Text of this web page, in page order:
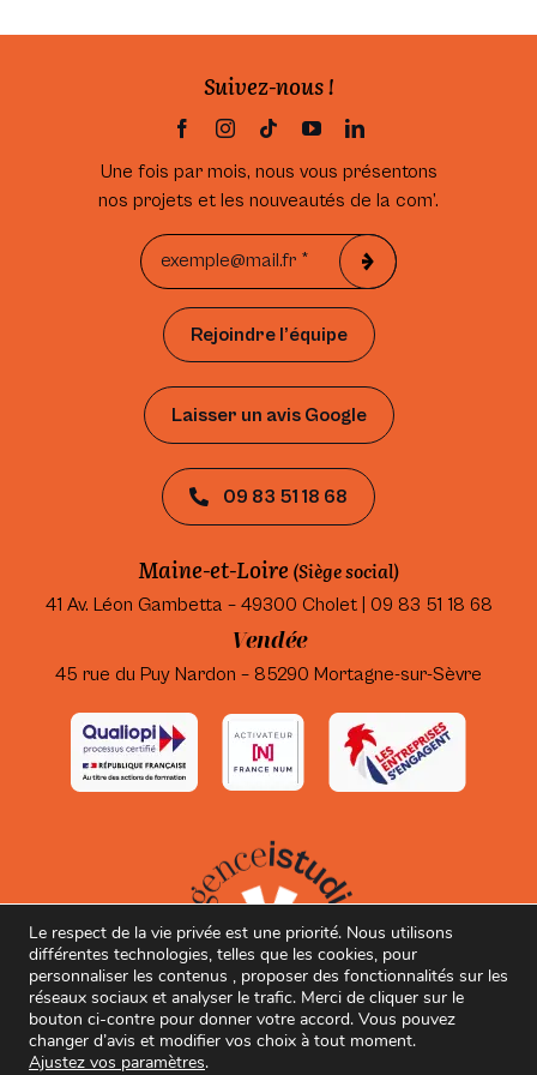
Suivez-nous !
Une fois par mois, nous vous présentons
nos projets et les nouveautés de la com’.
Rejoindre l’équipe
Laisser un avis Google
09 83 51 18 68
Maine-et-Loire (Siège social)
41 Av. Léon Gambetta – 49300 Cholet | 09 83 51 18 68
Vendée
45 rue du Puy Nardon – 85290 Mortagne-sur-Sèvre
Le respect de la vie privée est une priorité. Nous utilisons
différentes technologies, telles que les cookies, pour
personnaliser les contenus , proposer des fonctionnalités sur les
réseaux sociaux et analyser le trafic. Merci de cliquer sur le
bouton ci-contre pour donner votre accord. Vous pouvez
changer d’avis et modifier vos choix à tout moment.
Ajustez vos paramètres.